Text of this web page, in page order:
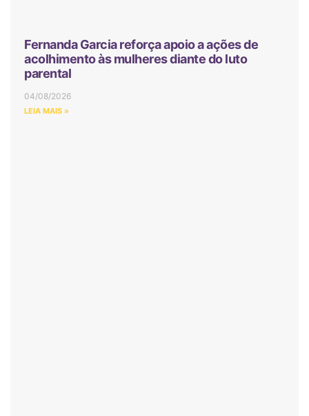
Fernanda Garcia reforça apoio a ações de
acolhimento às mulheres diante do luto
parental
04/08/2026
LEIA MAIS »